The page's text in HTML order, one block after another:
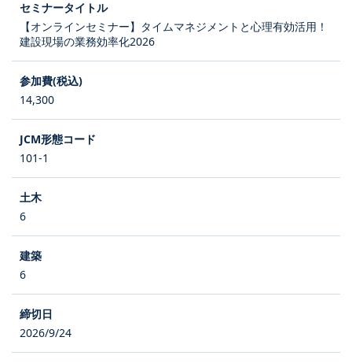
【オンラインセミナー】タイムマネジメントと心理有効活用！
建設現場の業務効率化2026
14,300
101-1
6
6
2026/9/24